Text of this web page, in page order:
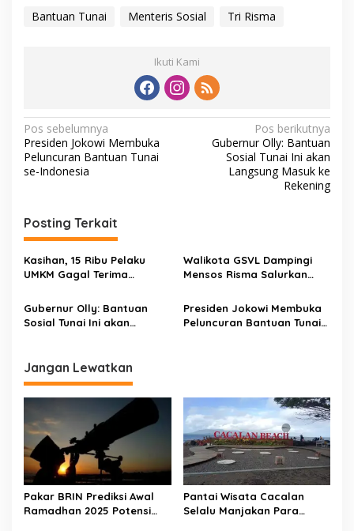
Bantuan Tunai Menteris Sosial Tri Risma
Ikuti Kami
N
a
v
g
a
s
i
p
o
Pos sebelumnya
Presiden Jokowi Membuka
Peluncuran Bantuan Tunai
se-Indonesia
Pos berikutnya
Gubernur Olly: Bantuan
Sosial Tunai Ini akan
Langsung Masuk ke
Rekening
Posting Terkait
Kasihan, 15 Ribu Pelaku
UMKM Gagal Terima
Walikota GSVL Dampingi
Mensos Risma Salurkan
Gubernur Olly: Bantuan
Sosial Tunai Ini akan
Presiden Jokowi Membuka
Peluncuran Bantuan Tunai
Jangan Lewatkan
Pakar BRIN Prediksi Awal
Ramadhan 2025 Potensi
Pantai Wisata Cacalan
Selalu Manjakan Para